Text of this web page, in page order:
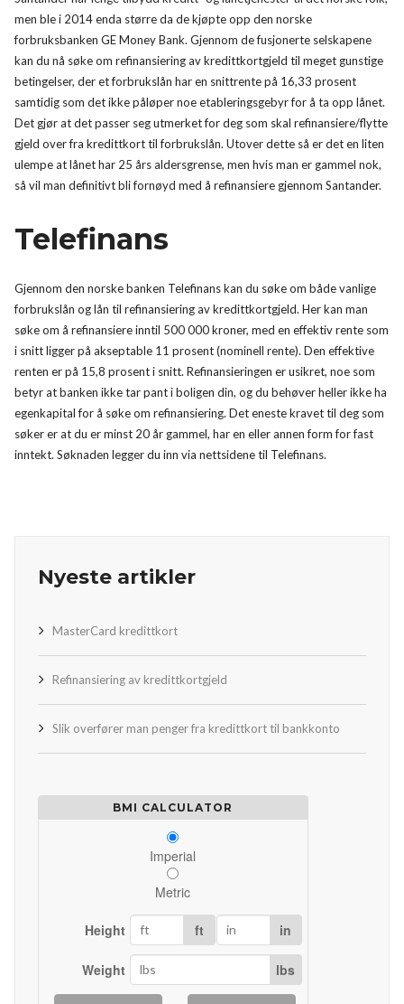
men ble i 2014 enda større da de kjøpte opp den norske
forbruksbanken GE Money Bank. Gjennom de fusjonerte selskapene
kan du nå søke om refinansiering av kredittkortgjeld til meget gunstige
betingelser, der et forbrukslån har en snittrente på 16,33 prosent
samtidig som det ikke påløper noe etableringsgebyr for å ta opp lånet.
Det gjør at det passer seg utmerket for deg som skal refinansiere/flytte
gjeld over fra kredittkort til forbrukslån. Utover dette så er det en liten
ulempe at lånet har 25 års aldersgrense, men hvis man er gammel nok,
så vil man definitivt bli fornøyd med å refinansiere gjennom Santander.
Telefinans
Gjennom den norske banken Telefinans kan du søke om både vanlige
forbrukslån og lån til refinansiering av kredittkortgjeld. Her kan man
søke om å refinansiere inntil 500 000 kroner, med en effektiv rente som
i snitt ligger på akseptable 11 prosent (nominell rente). Den effektive
renten er på 15,8 prosent i snitt. Refinansieringen er usikret, noe som
betyr at banken ikke tar pant i boligen din, og du behøver heller ikke ha
egenkapital for å søke om refinansiering. Det eneste kravet til deg som
søker er at du er minst 20 år gammel, har en eller annen form for fast
inntekt. Søknaden legger du inn via nettsidene til Telefinans.
Nyeste artikler
MasterCard kredittkort
Refinansiering av kredittkortgjeld
Slik overfører man penger fra kredittkort til bankkonto
BMI CALCULATOR
Imperial
Metric
Height ft in
Weight lbs